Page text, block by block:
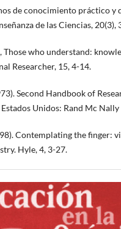
de conocimiento práctico y
de las Ciencias, 20(3),
Those who understand:
Researcher, 15, 4-14.
Second Handbook of
Unidos: Rand Mc Nally
Contemplating the finger:
Hyle, 4, 3-27.